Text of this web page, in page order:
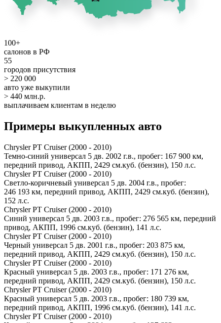
100+
салонов в РФ
55
городов присутствия
> 220 000
авто уже выкупили
> 440 млн.р.
выплачиваем клиентам в неделю
Примеры выкупленных авто
Chrysler PT Cruiser (2000 - 2010)
Темно-синий универсал 5 дв. 2002 г.в., пробег: 167 900 км,
передний привод, АКПП, 2429 см.куб. (бензин), 150 л.с.
Chrysler PT Cruiser (2000 - 2010)
Светло-коричневый универсал 5 дв. 2004 г.в., пробег:
246 193 км, передний привод, АКПП, 2429 см.куб. (бензин),
152 л.с.
Chrysler PT Cruiser (2000 - 2010)
Синий универсал 5 дв. 2003 г.в., пробег: 276 565 км, передний
привод, АКПП, 1996 см.куб. (бензин), 141 л.с.
Chrysler PT Cruiser (2000 - 2010)
Черный универсал 5 дв. 2001 г.в., пробег: 203 875 км,
передний привод, АКПП, 2429 см.куб. (бензин), 150 л.с.
Chrysler PT Cruiser (2000 - 2010)
Красный универсал 5 дв. 2003 г.в., пробег: 171 276 км,
передний привод, АКПП, 2429 см.куб. (бензин), 150 л.с.
Chrysler PT Cruiser (2000 - 2010)
Красный универсал 5 дв. 2003 г.в., пробег: 180 739 км,
передний привод, АКПП, 1996 см.куб. (бензин), 141 л.с.
Chrysler PT Cruiser (2000 - 2010)